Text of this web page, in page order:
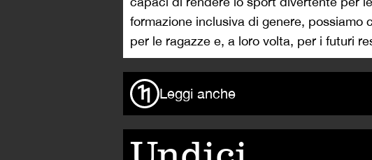
formazione inclusiva di genere, possiamo
per le ragazze e, a loro volta, per i futuri
Leggi anche